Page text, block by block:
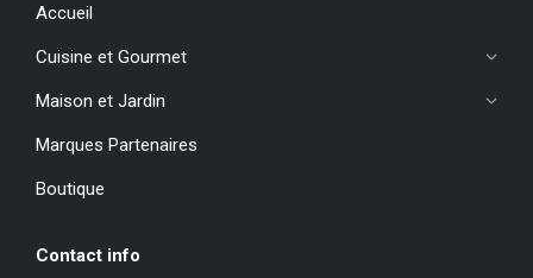
Accueil
Cuisine et Gourmet
Maison et Jardin
Marques Partenaires
Boutique
Contact info